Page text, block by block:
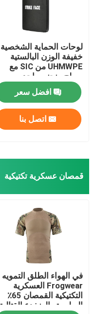
لوحات الحماية الشخصية
خفيفة الوزن البالستية
UHMWPE من SIC مع
سطح منحني واحد
افضل سعر
اتصل بنا
قمصان عسكرية تكتيكية
في الهواء الطلق التمويه
Frogwear العسكرية
التكتيكية القمصان 65٪
البوليستر الضفدع القتالية